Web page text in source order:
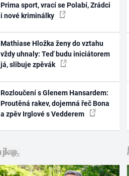
Prima sport, vrací se Polabí, Zrádci
i nové kriminálky
Mathiase Hložka ženy do vztahu
vždy uhnaly: Teď budu iniciátorem
já, slibuje zpěvák
Rozloučení s Glenem Hansardem:
Proutěná rakev, dojemná řeč Bona
a zpěv Irglové s Vedderem